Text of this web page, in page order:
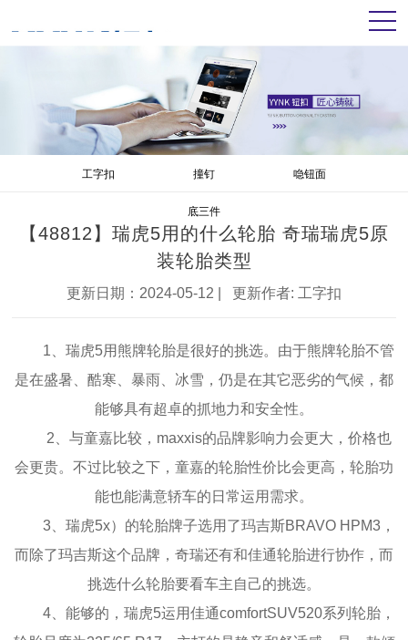
工字扣 撞钉 喼钮面
底三件
【48812】瑞虎5用的什么轮胎 奇瑞瑞虎5原
装轮胎类型
更新日期：2024-05-12 | 更新作者: 工字扣
1、瑞虎5用熊牌轮胎是很好的挑选。由于熊牌轮胎不管
是在盛暑、酷寒、暴雨、冰雪，仍是在其它恶劣的气候，都
能够具有超卓的抓地力和安全性。
2、与童嘉比较，maxxis的品牌影响力会更大，价格也
会更贵。不过比较之下，童嘉的轮胎性价比会更高，轮胎功
能也能满意轿车的日常运用需求。
3、瑞虎5x）的轮胎牌子选用了玛吉斯BRAVO HPM3，
而除了玛吉斯这个品牌，奇瑞还有和佳通轮胎进行协作，而
挑选什么轮胎要看车主自己的挑选。
4、能够的，瑞虎5运用佳通comfortSUV520系列轮胎，